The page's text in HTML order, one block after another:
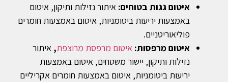
איטום גגות בטוחים: איתור נזילות ותיקון, איטום
באמצעות יריעות ביטומניות, איטום באמצעות חומרים
פוליאוריטניים.
איטום מרפסות: איטום מרפסת מרוצפת, איתור
נזילות ותיקון, יישור משטחים, איטום באמצעות
יריעות ביטומניות, איטום באמצעות חומרים אקריליים